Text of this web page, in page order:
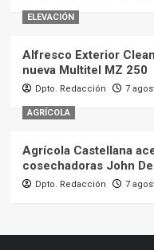
ELEVACIÓN
Alfresco Exterior
nueva Multitel MZ 250
Dpto. Redacción 7
AGRÍCOLA
Agrícola Castellana
cosechadoras John
Dpto. Redacción 7